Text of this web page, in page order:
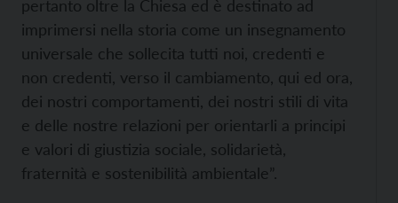
pertanto oltre la Chiesa ed è destinato ad
imprimersi nella storia come un insegnamento
universale che sollecita tutti noi, credenti e
non credenti, verso il cambiamento, qui ed ora,
dei nostri comportamenti, dei nostri stili di vita
e delle nostre relazioni per orientarli a principi
e valori di giustizia sociale, solidarietà,
fraternità e sostenibilità ambientale”.